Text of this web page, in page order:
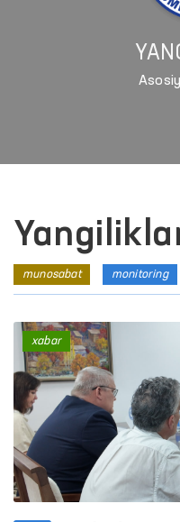
Asosiy
munosabat monitoring
xabar